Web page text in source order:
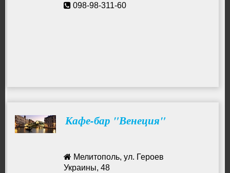
098-98-311-60
Кафе-бар "Венеция"
Мелитополь, ул. Героев
Украины, 48